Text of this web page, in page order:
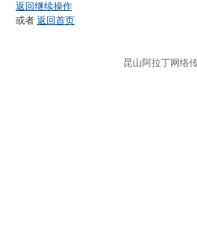
返回继续操作
或者 返回首页
昆山阿拉丁网络